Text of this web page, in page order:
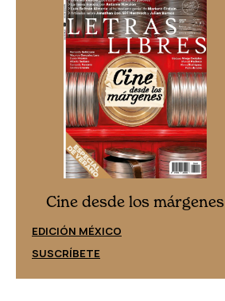
Cine desde los márgenes
EDICIÓN MÉXICO
SUSCRÍBETE